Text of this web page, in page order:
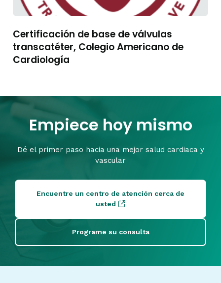
Certificación de base de válvulas
transcatéter, Colegio Americano de
Cardiología
Empiece hoy mismo
Dé el primer paso hacia una mejor salud cardiaca y
vascular
Encuentre un centro de atención cerca de
usted
Programe su consulta